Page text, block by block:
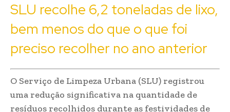
SLU recolhe 6,2 toneladas de lixo,
bem menos do que o que foi
preciso recolher no ano anterior
O Serviço de Limpeza Urbana (SLU) registrou
uma redução significativa na quantidade de
resíduos recolhidos durante as festividades de